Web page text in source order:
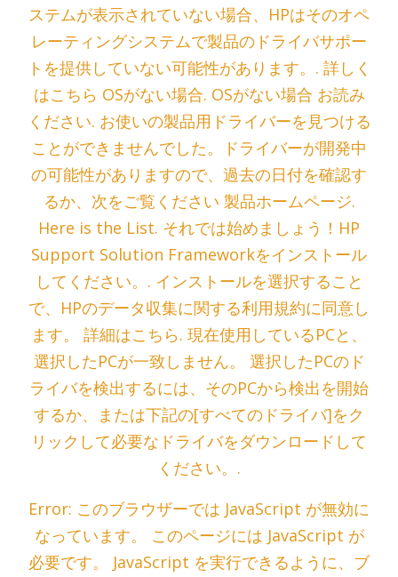
ステムが表示されていない場合、HPはそのオペ
レーティングシステムで製品のドライバサポー
トを提供していない可能性があります。. 詳しく
はこちら OSがない場合. OSがない場合 お読み
ください. お使いの製品用ドライバーを見つける
ことができませんでした。ドライバーが開発中
の可能性がありますので、過去の日付を確認す
るか、次をご覧ください 製品ホームページ.
Here is the List. それでは始めましょう！HP
Support Solution Frameworkをインストール
してください。. インストールを選択すること
で、HPのデータ収集に関する利用規約に同意し
ます。 詳細はこちら. 現在使用しているPCと、
選択したPCが一致しません。 選択したPCのド
ライバを検出するには、そのPCから検出を開始
するか、または下記の[すべてのドライバ]をク
リックして必要なドライバをダウンロードして
ください。.
Error: このブラウザーでは JavaScript が無効に
なっています。 このページには JavaScript が
必要です。 JavaScript を実行できるように、ブ